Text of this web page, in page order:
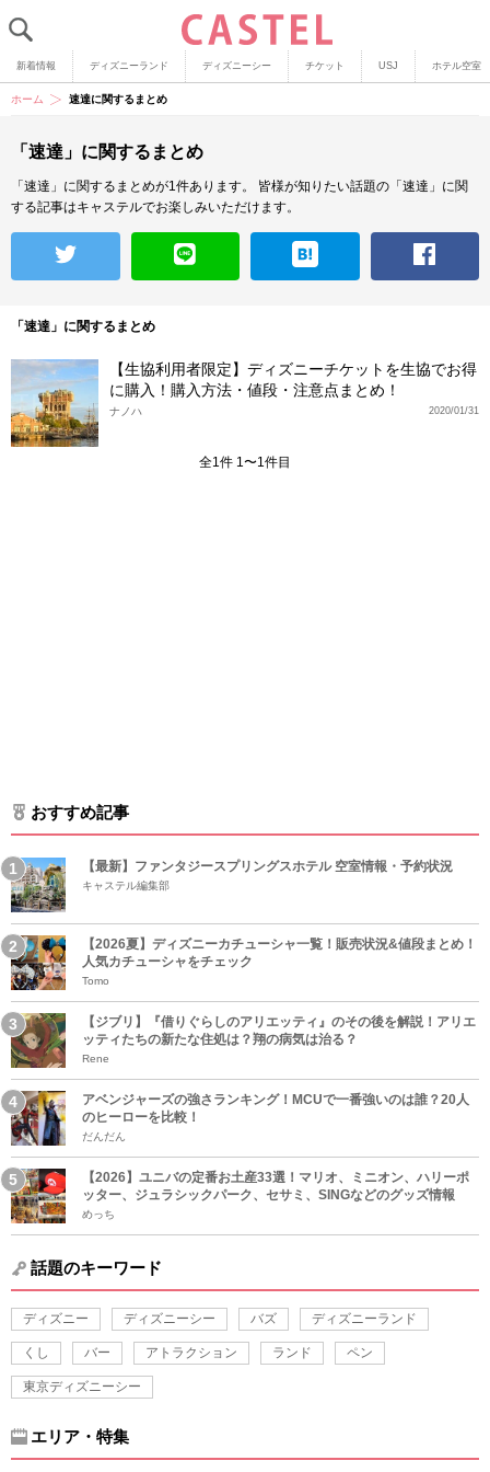
新着情報 ディズニーランド ディズニーシー チケット USJ ホテル空室
ホーム 速達に関するまとめ
「速達」に関するまとめ
「速達」に関するまとめが1件あります。
皆様が知りたい話題の「速達」に関
する記事はキャステルでお楽しみいただけます。
「速達」に関するまとめ
【生協利用者限定】ディズニーチケットを生協でお得
に購入！購入方法・値段・注意点まとめ！
2020/01/31
ナノハ
全1件 1〜1件目
おすすめ記事
【最新】ファンタジースプリングスホテル 空室情報・予約状況
キャステル編集部
【2026夏】ディズニーカチューシャ一覧！販売状況&値段まとめ！
人気カチューシャをチェック
Tomo
【ジブリ】『借りぐらしのアリエッティ』のその後を解説！アリエ
ッティたちの新たな住処は？翔の病気は治る？
Rene
アベンジャーズの強さランキング！MCUで一番強いのは誰？20人
のヒーローを比較！
だんだん
【2026】ユニバの定番お土産33選！マリオ、ミニオン、ハリーポ
ッター、ジュラシックパーク、セサミ、SINGなどのグッズ情報
めっち
話題のキーワード
ディズニー ディズニーシー バズ ディズニーランド
くし バー アトラクション ランド ペン
東京ディズニーシー
エリア・特集